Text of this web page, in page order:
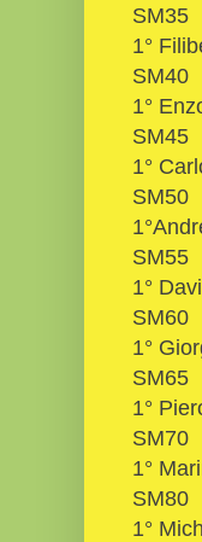
SM35
1°
SM40
1°
SM45
1°
SM50
SM55
1°
SM60
1°
SM65
1°
SM70
1°
SM80
1°